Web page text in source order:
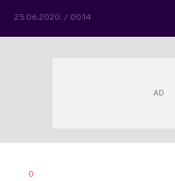
25.06.2020. / 00:14
AUTOR
0